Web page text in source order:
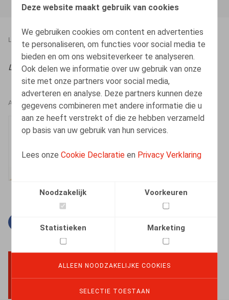
Deze website maakt gebruik van cookies
We gebruiken cookies om content en advertenties
te personaliseren, om functies voor social media te
bieden en om ons websiteverkeer te analyseren.
Ook delen we informatie over uw gebruik van onze
site met onze partners voor social media,
adverteren en analyse. Deze partners kunnen deze
gegevens combineren met andere informatie die u
aan ze heeft verstrekt of die ze hebben verzameld
op basis van uw gebruik van hun services.
Lees onzeCookie Declaratie en Privacy Verklaring
Noodzakelijk Voorkeuren
Statistieken Marketing
ALLEEN NOODZAKELIJKE COOKIES
SELECTIE TOESTAAN
LEGAL MAGAZINES 22.06.2026
Life & Benefits, 2026, nr. 6, pp. 5 – 6
AUTEURS
Caroline Huart
BACK TO TOP